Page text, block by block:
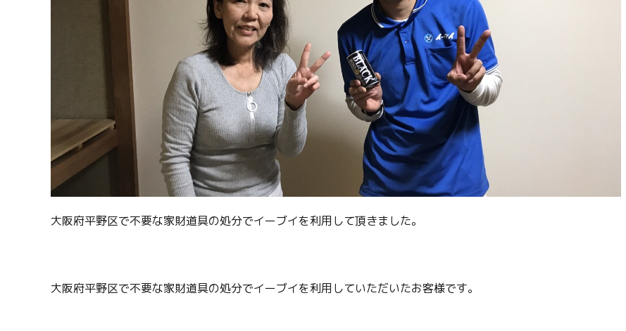
大阪府平野区で不要な家財道具の処分でイーブイを利用して頂きました。
大阪府平野区で不要な家財道具の処分でイーブイを利用していただいたお客様です。